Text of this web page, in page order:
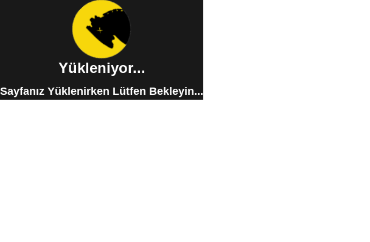
Yükleniyor...
Sayfanız Yüklenirken Lütfen Bekleyin...